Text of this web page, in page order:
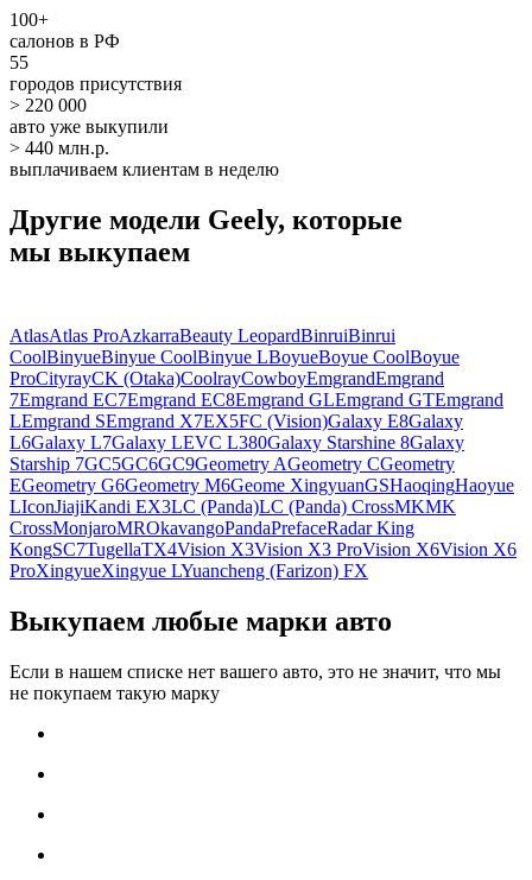
100+
салонов в РФ
55
городов присутствия
> 220 000
авто уже выкупили
> 440 млн.р.
выплачиваем клиентам в неделю
Другие модели Geely, которые
мы выкупаем
AtlasAtlas ProAzkarraBeauty LeopardBinruiBinrui
CoolBinyueBinyue CoolBinyue LBoyueBoyue CoolBoyue
ProCityrayCK (Otaka)CoolrayCowboyEmgrandEmgrand
7Emgrand EC7Emgrand EC8Emgrand GLEmgrand GTEmgrand
LEmgrand SEmgrand X7EX5FC (Vision)Galaxy E8Galaxy
L6Galaxy L7Galaxy LEVC L380Galaxy Starshine 8Galaxy
Starship 7GC5GC6GC9Geometry AGeometry CGeometry
EGeometry G6Geometry M6Geome XingyuanGSHaoqingHaoyue
LIconJiajiKandi EX3LC (Panda)LC (Panda) CrossMKMK
CrossMonjaroMROkavangoPandaPrefaceRadar King
KongSC7TugellaTX4Vision X3Vision X3 ProVision X6Vision X6
ProXingyueXingyue LYuancheng (Farizon) FX
Выкупаем любые марки авто
Если в нашем списке нет вашего авто, это не значит, что мы
не покупаем такую марку